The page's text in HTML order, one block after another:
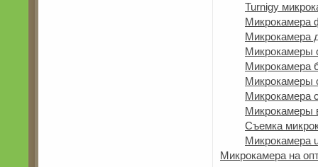
Turnigy
Микрокамера
Микрокамера
Микрокамеры
Микрокамера
Микрокамеры
Микрокамера
Микрокамеры
Съемка
Микрокамера
Микрокамера на